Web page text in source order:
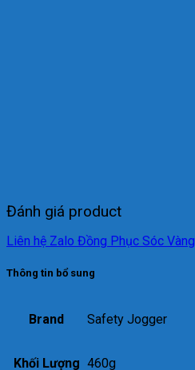
Đánh giá product
Liên hệ Zalo Đồng Phục Sóc Vàng
Thông tin bổ sung
Brand Safety Jogger
Khối Lượng 460g